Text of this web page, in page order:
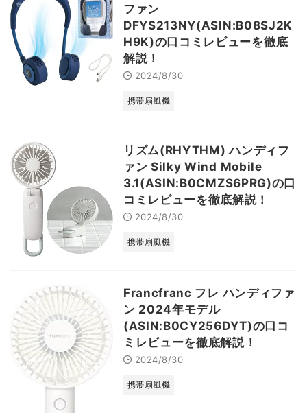
ファン
DFYS213NY(ASIN:B08SJ2K
H9K)の口コミレビューを徹底
解説！
2024/8/30
携帯扇風機
リズム(RHYTHM) ハンディフ
ァン Silky Wind Mobile
3.1(ASIN:B0CMZS6PRG)の口
コミレビューを徹底解説！
2024/8/30
携帯扇風機
Francfranc フレ ハンディファ
ン 2024年モデル
(ASIN:B0CY256DYT)の口コ
ミレビューを徹底解説！
2024/8/30
携帯扇風機